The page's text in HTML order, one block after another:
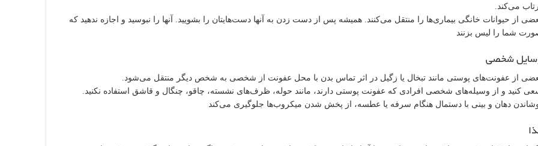
می‌کند.
از حیوانات خانگی بیماری‌ها را منتقل می‌کنند. همیشه پس از دست زدن به آنها دست‌هایتان را بشویید. آنها را نبوسید و اجازه ندهید که
شما را لیس بزنند
شخصی
از عفونت‌های پوستی مانند تبخال یا زگیل در اثر تماس بدن با محل عفونت از شخصی به شخص دیگر منتقل می‌شود.
کنید و از وسیله‌های شخصی افرادی که عفونت پوستی دارند، مانند حوله، ظرف‌های نشسته، چاقو، چنگال و قاشق استفاده نکنید.
دهان و بینی با دستمال هنگام سرفه یا عطسه، از پخش شدن میکروب‌ها جلوگیری می‌کند